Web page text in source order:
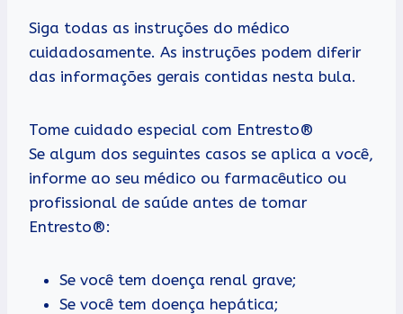
Siga todas as instruções do médico
cuidadosamente. As instruções podem diferir
das informações gerais contidas nesta bula.
Tome cuidado especial com Entresto®
Se algum dos seguintes casos se aplica a você,
informe ao seu médico ou farmacêutico ou
profissional de saúde antes de tomar
Entresto®:
Se você tem doença renal grave;
Se você tem doença hepática;